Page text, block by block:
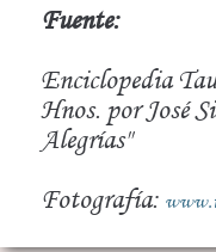
Fuente:
Enciclopedia
Hnos. por José
Alegrías"
Fotografía: